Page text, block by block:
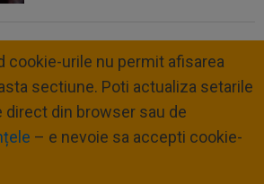
cookie-urile nu permit afisarea
sectiune. Poti actualiza setarile
direct din browser sau de
– e nevoie sa accepti cookie-